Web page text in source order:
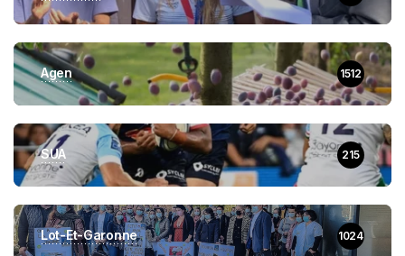
Agen 1512
SUA 215
Lot-Et-Garonne 1024